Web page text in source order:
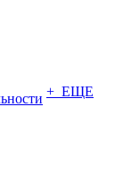
+ ЕЩЕ